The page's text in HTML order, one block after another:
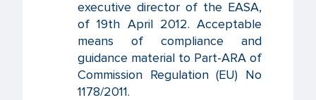
executive director of the EASA,
of 19th April 2012. Acceptable
means of compliance and
guidance material to Part-ARA of
Commission Regulation (EU) No
1178/2011.